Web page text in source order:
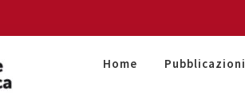
Home Pubblicazioni